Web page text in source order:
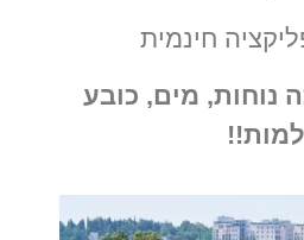
חינמית
נוחות, מים, כובע